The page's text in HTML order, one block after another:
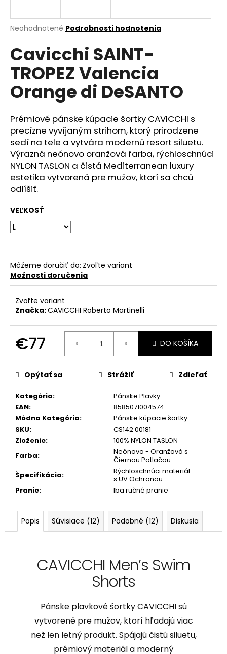
Priemerné
produktu
je
0,0
5
hviezdičiek.
Neohodnotené Podrobnosti hodnotenia
Cavicchi SAINT-
TROPEZ Valencia
Orange di DeSANTO
Prémiové pánske kúpacie šortky CAVICCHI s
precízne vyvíjaným strihom, ktorý prirodzene
sedí na tele a vytvára modernú resort siluetu.
Výrazná neónovo oranžová farba, rýchloschnúci
NYLON TASLON a čistá Mediterranean luxury
estetika vytvorená pre mužov, ktorí sa chcú
odlíšiť.
VEĽKOSŤ
Môžeme doručiť do: Zvoľte variant
Možnosti doručenia
Zvoľte variant
Značka:CAVICCHI Roberto Martinelli
€77
cena:
DO KOŠÍKA
Kategória:
Pánske Plavky
EAN:
8585071004574
Módna Kategória:
Pánske kúpacie šortky
SKU:
CS142 00181
Zloženie:
100% NYLON TASLON
Farba:
Neónovo - Oranžová s
Čiernou Potlačou
Špecifikácia:
Rýchloschnúci materiál
s UV Ochranou
Pranie: Iba ručné pranie
Opýtať sa Strážiť Zdieľať
Popis Súvisiace (12) Podobné (12) Diskusia
CAVICCHI Men’s Swim
Shorts
Pánske plavkové šortky CAVICCHI sú
vytvorené pre mužov, ktorí hľadajú viac
než len letný produkt. Spájajú čistú siluetu,
prémiový materiál a moderný
j
ť
?
HĽADAŤ
O
d
p
o
r
ú
č
e